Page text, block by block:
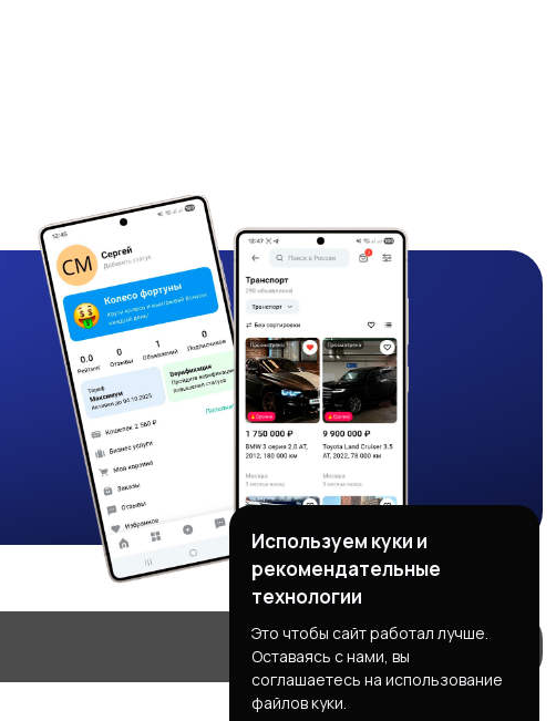
Используем куки и
рекомендательные
технологии
Это чтобы сайт работал лучше.
Оставаясь с нами, вы
соглашаетесь на использование
файлов куки.